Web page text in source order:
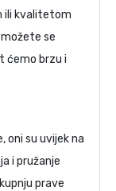
ili kvalitetom
se
ćemo brzu i
oni su uvijek na
i pružanje
prave